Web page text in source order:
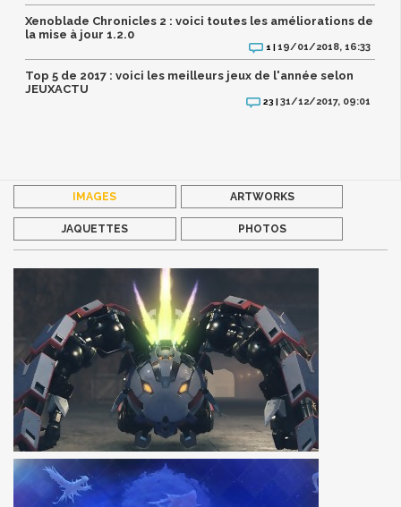
Xenoblade Chronicles 2 : voici toutes les améliorations de
la mise à jour 1.2.0
1 |19/01/2018, 16:33
Top 5 de 2017 : voici les meilleurs jeux de l'année selon
JEUXACTU
23 |31/12/2017, 09:01
IMAGES ARTWORKS
JAQUETTES PHOTOS